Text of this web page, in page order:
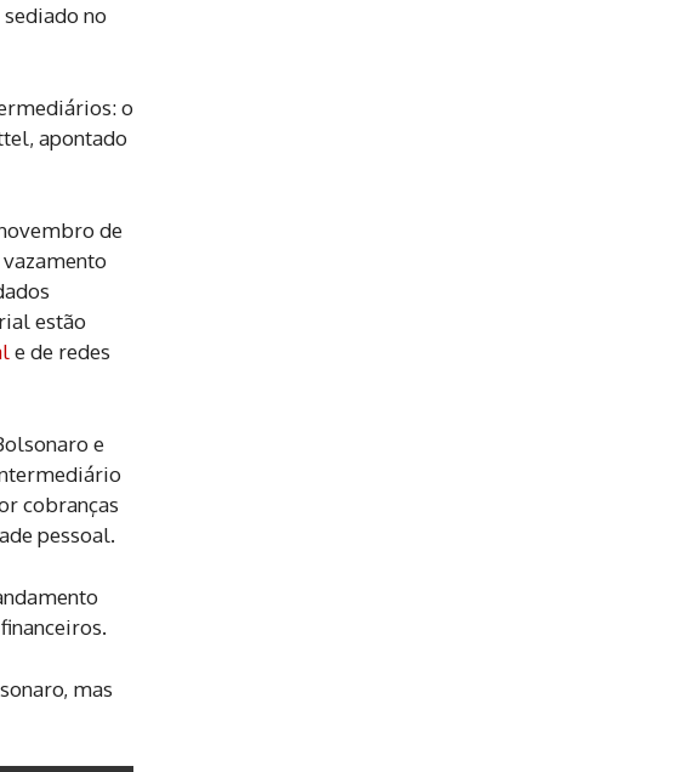
no
o
apontado
de
estão
e de redes
e
cobranças
pessoal.
mas